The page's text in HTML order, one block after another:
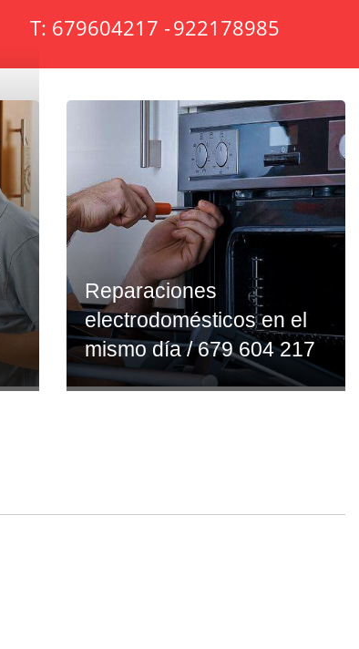
T: 679604217 -922178985
Reparaciones
electrodomésticos en el
mismo día / 679 604 217